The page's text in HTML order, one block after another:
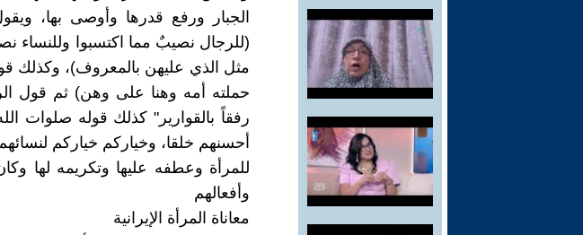
الجبار ورفع قدرها وأوصى بها،
(للرجال نصيبٌ مما اكتسبوا وللنساء
مثل الذي عليهن بالمعروف)، وكذلك
حملته أمه وهنا على وهن) ثم قول
رفقاً بالقوارير" كذلك قوله صلوات
أحسنهم خلقا، وخياركم خياركم
للمرأة وعطفه عليها وتكريمه لها
وأفعالهم
معاناة المرأة الإيرانية